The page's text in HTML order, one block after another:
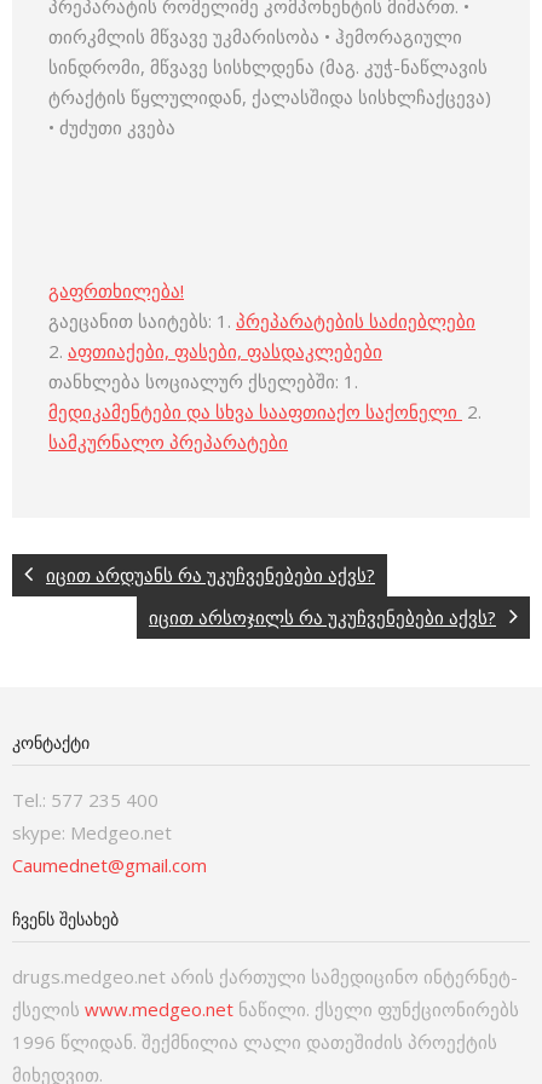
პრეპარატის რომელიმე კომპონენტის მიმართ. •
თირკმლის მწვავე უკმარისობა • ჰემორაგიული
სინდრომი, მწვავე სისხლდენა (მაგ. კუჭ-ნაწლავის
ტრაქტის წყლულიდან, ქალასშიდა სისხლჩაქცევა)
• ძუძუთი კვება
გაფრთხილება!
გაეცანით საიტებს: 1. პრეპარატების საძიებლები
2. აფთიაქები, ფასები, ფასდაკლებები
თანხლება სოციალურ ქსელებში: 1.
მედიკამენტები და სხვა სააფთიაქო საქონელი 2.
სამკურნალო პრეპარატები
იცით არდუანს რა უკუჩვენებები აქვს?
იცით არსოჯილს რა უკუჩვენებები აქვს?
ᲙᲝᲜᲢᲐᲥᲢᲘ
Tel.: 577 235 400
skype: Medgeo.net
Caumednet@gmail.com
ᲩᲕᲔᲜᲡ ᲨᲔᲡᲐᲮᲔᲑ
drugs.medgeo.net არის ქართული სამედიცინო ინტერნეტ-
ქსელის www.medgeo.net ნაწილი. ქსელი ფუნქციონირებს
1996 წლიდან. შექმნილია ლალი დათეშიძის პროექტის
მიხედვით.